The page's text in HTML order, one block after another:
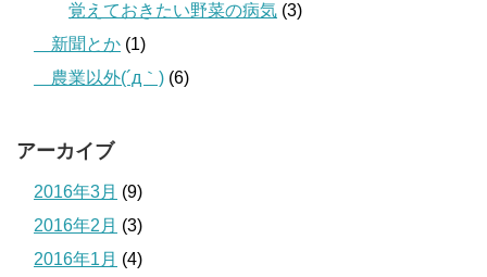
覚えておきたい野菜の病気 (3)
＿新聞とか (1)
＿農業以外(´д｀) (6)
アーカイブ
2016年3月 (9)
2016年2月 (3)
2016年1月 (4)